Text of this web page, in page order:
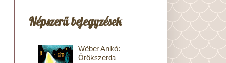
Népszerű bejegyzések
Wéber Anikó:
Örökszerda